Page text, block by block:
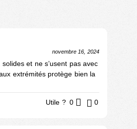
novembre 16, 2024
et ne s’usent pas avec
extrémités protège bien la
Utile ? 0 0